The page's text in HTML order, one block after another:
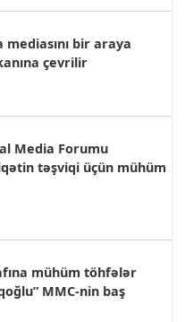
mediasını bir araya
çevrilir
Media Forumu
təşviqi üçün mühüm
mühüm töhfələr
MMC-nin baş